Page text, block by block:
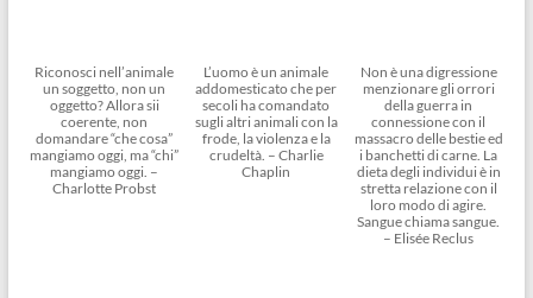
Riconosci nell’animale
un soggetto, non un
oggetto? Allora sii
coerente, non
domandare “che cosa”
mangiamo oggi, ma “chi”
mangiamo oggi. –
Charlotte Probst
L’uomo è un animale
addomesticato che per
secoli ha comandato
sugli altri animali con la
frode, la violenza e la
crudeltà. – Charlie
Chaplin
Non è una digressione
menzionare gli orrori
della guerra in
connessione con il
massacro delle bestie ed
i banchetti di carne. La
dieta degli individui è in
stretta relazione con il
loro modo di agire.
Sangue chiama sangue.
– Elisée Reclus